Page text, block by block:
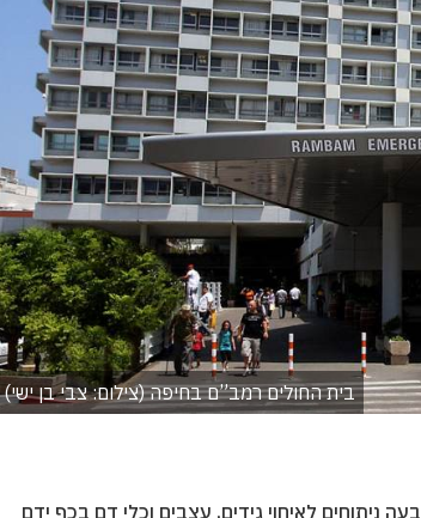
בית החולים רמב”ם בחיפה (צילום: צבי בן ישי)
ניתוחים לאיחוי גידים, עצבים וכלי דם בכף ידם